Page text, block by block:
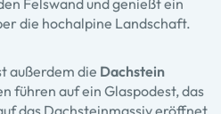
Felswand und genießt ein
die hochalpine Landschaft.
außerdem die Dachstein
führen auf ein Glaspodest, das